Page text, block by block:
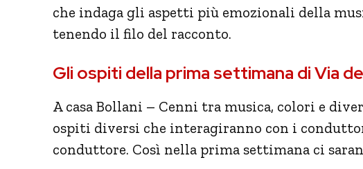
che indaga gli aspetti più emozionali della
tenendo il filo del racconto.
Gli ospiti della prima settimana di Via
A casa Bollani – Cenni tra musica, colori e
ospiti diversi che interagiranno con i
conduttore. Così nella prima settimana ci